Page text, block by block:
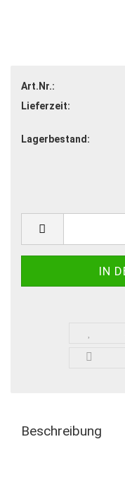
Art.Nr.:
Lieferzeit:
Lagerbestand:
Beschreibung